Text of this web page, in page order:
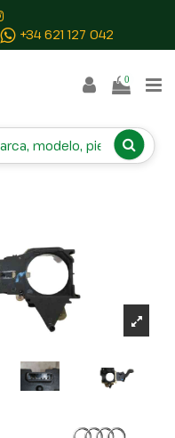
+34 621 127 042
0